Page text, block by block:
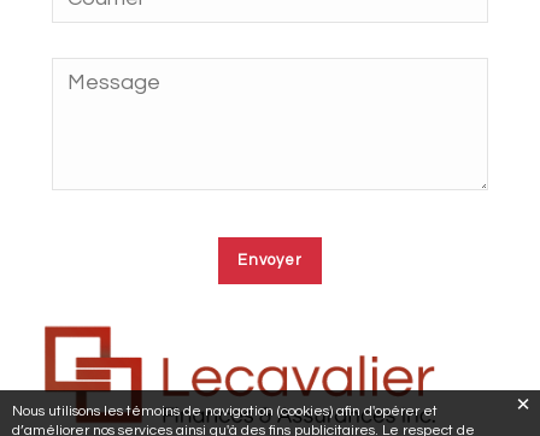
Nous utilisons les témoins de navigation (cookies) afin d'opérer et
d’améliorer nos services ainsi qu'à des fins publicitaires. Le respect de